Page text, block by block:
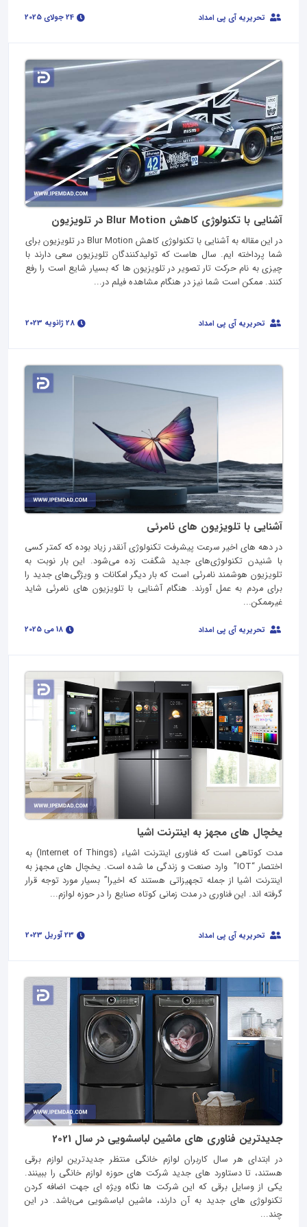
تحریریه آی پی امداد
آشنایی با تکنولوژی کاهش Blur Motion در تلویزیون
در این مقاله به آشنایی با تکنولوژی کاهش Blur Motion در تلویزیون برای
شما پرداخته ایم. سال هاست که تولیدکنندگان تلویزیون سعی دارند با
چیزی به نام حرکت تار تصویر در تلویزیون ها که بسیار شایع است را رفع
کنند. ممکن است شما نیز در هنگام مشاهده فیلم در...
تحریریه آی پی امداد
آشنایی با تلویزیون های نامرئی
در دهه‌ های اخیر سرعت پیشرفت تکنولوژی آنقدر زیاد بوده که کمتر کسی
با شنیدن تکنولوژی‌های جدید شگفت زده می‌شود. این بار نوبت به
تلویزیون هوشمند نامرئی است که بار دیگر امکانات و ویژگی‌های جدید را
برای مردم به عمل آورند. هنگام آشنایی با تلویزیون‌ های نامرئی شاید
غیرممکن...
تحریریه آی پی امداد
یخچال های مجهز به اینترنت اشیا
مدت کوتاهی است که فناوری اینترنت اشیاء (Internet of Things) به
اختصار “IOT” وارد صنعت و زندگی ما شده است. یخچال های مجهز به
اینترنت اشیا از جمله تجهیزاتی هستند که اخیرا” بسیار مورد توجه قرار
گرفته اند. این فناوری در مدت زمانی کوتاه صنایع را در حوزه لوازم...
تحریریه آی پی امداد
جدیدترین فناوری های ماشین لباسشویی در سال 2021
در ابتدای هر سال کاربران لوازم خانگی منتظر جدیدترین لوازم برقی
هستند، تا دستاورد های جدید شرکت های حوزه لوازم خانگی را ببینند.
یکی از وسایل برقی که این شرکت ها نگاه ویژه ای جهت اضافه کردن
تکنولوژی های جدید به آن دارند، ماشین لباسشویی می‌باشد. در این
چند...